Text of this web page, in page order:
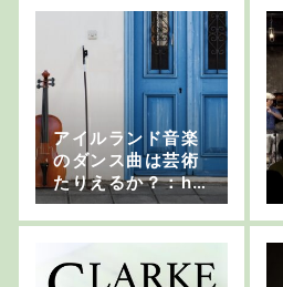
アイルランド音楽
のダンス曲は芸術
たりえるか？：ha
tao